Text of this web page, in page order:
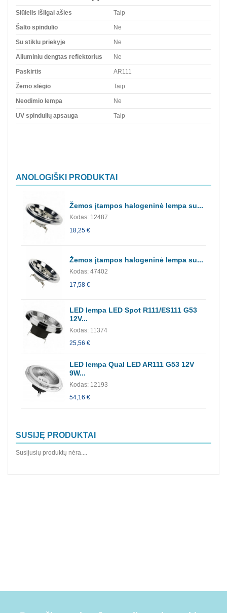
Siūlelis išilgai ašies Taip
Šalto spindulio Ne
Su stiklu priekyje Ne
Aliuminiu dengtas reflektorius Ne
Paskirtis AR111
Žemo slėgio Taip
Neodimio lempa Ne
UV spindulių apsauga Taip
ANOLOGIŠKI PRODUKTAI
Žemos įtampos halogeninė lempa su...
Kodas: 12487
18,25 €
Žemos įtampos halogeninė lempa su...
Kodas: 47402
17,58 €
LED lempa LED Spot R111/ES111 G53
12V...
Kodas: 11374
25,56 €
LED lempa Qual LED AR111 G53 12V
9W...
Kodas: 12193
54,16 €
SUSIJĘ PRODUKTAI
Susijusių produktų nėra....